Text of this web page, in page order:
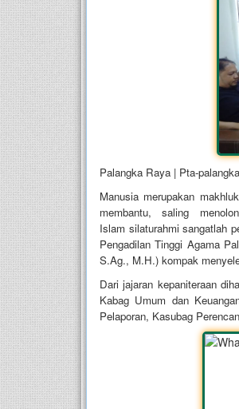
Palangka Raya | Pta-
Manusia merupakan
membantu, saling
Islam silaturahmi sangatlah
Pengadilan Tinggi Agama
S.Ag., M.H.) kompak
Dari jajaran kepaniteraan
Kabag Umum dan
Pelaporan, Kasubag